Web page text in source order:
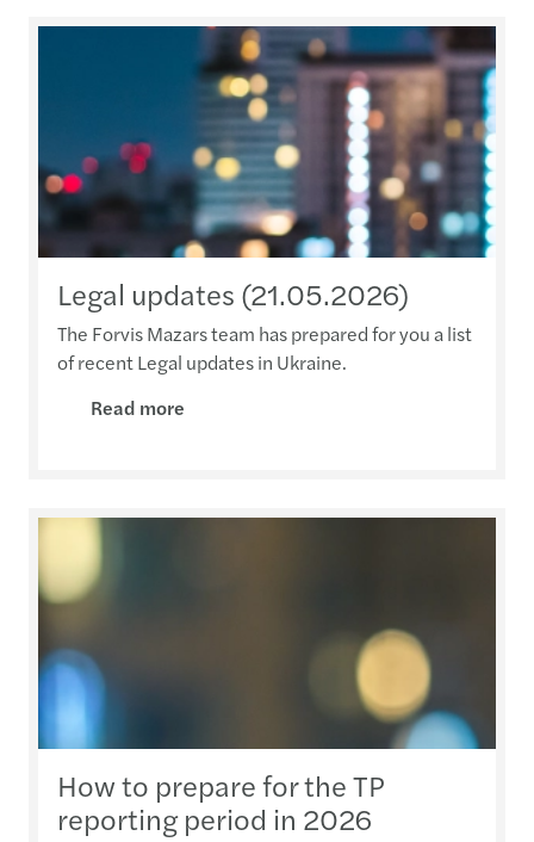
Legal updates (21.05.2026)
The Forvis Mazars team has prepared for you a list
of recent Legal updates in Ukraine.
Read more
How to prepare for the TP
reporting period in 2026